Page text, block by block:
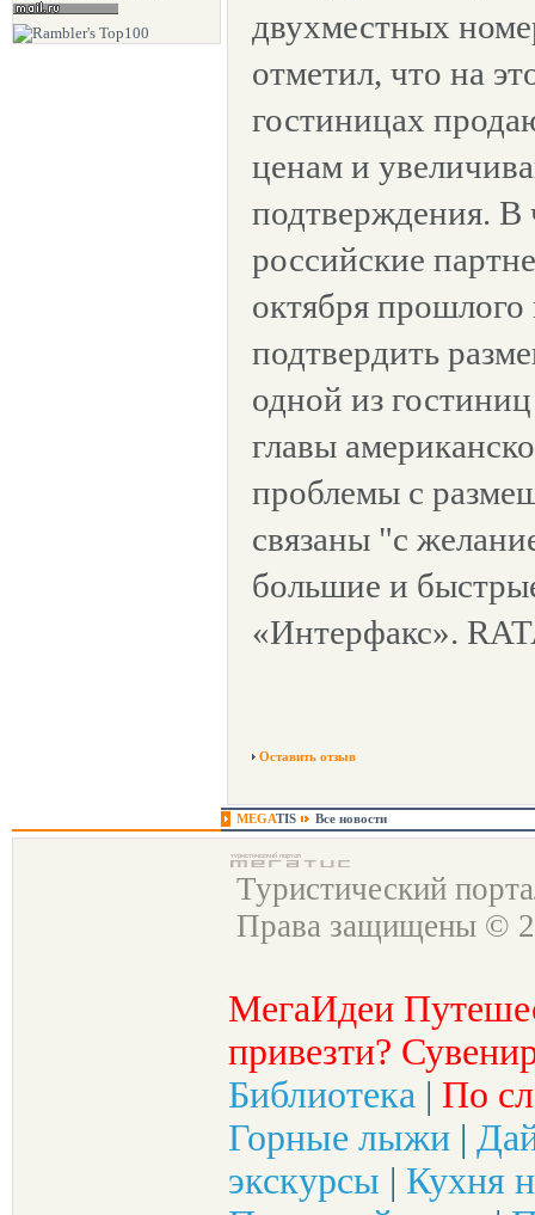
двухместных
отметил, что на
гостиницах
ценам и
подтверждения. В
российские
октября прошлого
подтвердить
одной из
главы
проблемы с
связаны "с
большие и
«Интерфакс».
Оставить отзыв
MEGATIS Все новости
Туристический
Права защищены ©
МегаИдеи
привезти?
Библиотека | По
Горные лыжи |
экскурсы | Кухня